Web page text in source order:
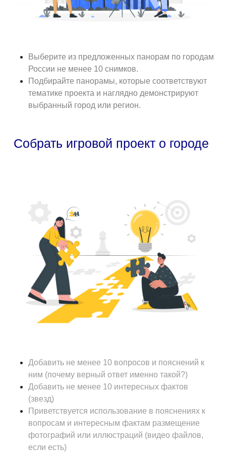
Выберите из предложенных панорам по городам
России не менее 10 снимков.
Подбирайте панорамы, которые соответствуют
тематике проекта и наглядно демонстрируют
выбранный город или регион.
Собрать игровой проект о городе
Добавить не менее 10 вопросов и пояснений к
ним (почему верный ответ именно такой?)
Добавить не менее 10 интересных фактов
(звезд)
Приветствуется использование в пояснениях к
вопросам и интересным фактам размещение
фотографий или иллюстраций (видео файлов,
если есть)